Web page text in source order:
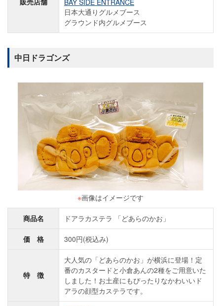
BAY SIDE ENTRANCE
日本大通りグルメブース
グラウンド内グルメブース
中日ドラゴンズ
※画像はイメージです
商品名 ドアラカステラ 「どあらのかお」
価 格 300円(税込み)
特 徴
大人気の「どあらのかお」が横浜に登場！定
番のカスタードと小倉あんの2種をご用意いた
しました！お土産にもぴったりなかわいいド
アラの顔型カステラです。